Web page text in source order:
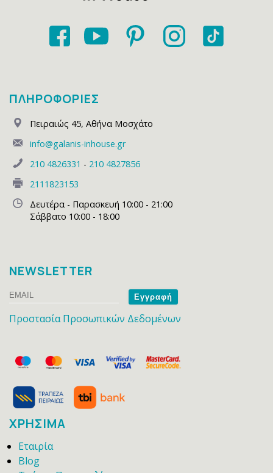
ΠΛΗΡΟΦΟΡΙΕΣ
Πειραιώς 45, Αθήνα Μοσχάτο
info@galanis-inhouse.gr
210 4826331 - 210 4827856
2111823153
Δευτέρα - Παρασκευή 10:00 - 21:00
Σάββατο 10:00 - 18:00
NEWSLETTER
Email
Name
Προστασία Προσωπικών Δεδομένων
ΧΡΗΣΙΜΑ
Εταιρία
Blog